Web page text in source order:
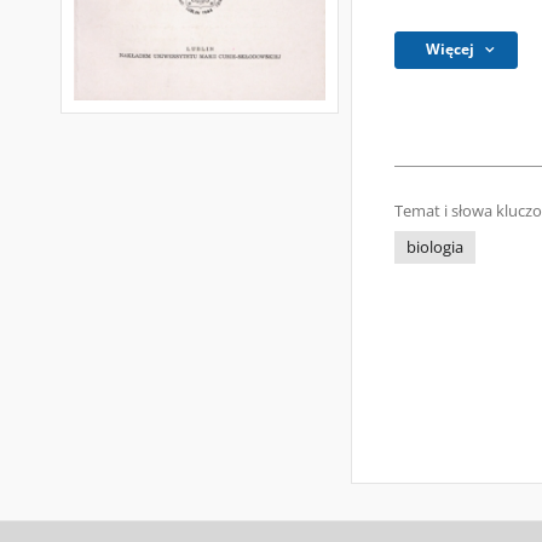
Więcej
Temat i słowa
biologia